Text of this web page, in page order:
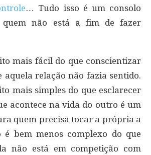
… Tudo isso é um consolo
não está a fim de fazer
mais fácil do que conscientizar
aquela relação não fazia sentido.
mais simples do que esclarecer
acontece na vida do outro é um
quem precisa tocar a própria a
é bem menos complexo do que
não está em competição com